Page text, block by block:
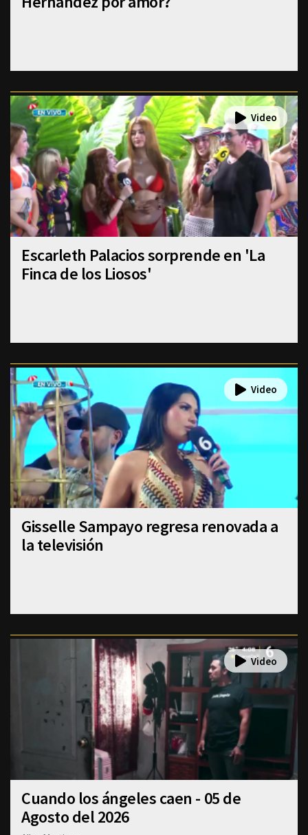
Escarleth Palacios sorprende en 'La
Finca de los Liosos'
Gisselle Sampayo regresa renovada a
la televisión
Cuando los ángeles caen - 05 de
Agosto del 2026